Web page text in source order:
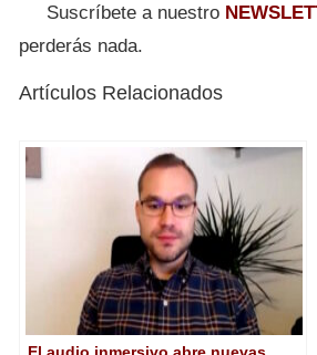
Suscríbete a nuestro
perderás nada.
Artículos Relacionados
El audio inmersivo abre nuevas